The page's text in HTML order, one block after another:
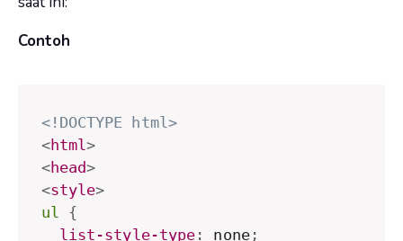
Contoh
<!DOCTYPE html>
<html>
<head>
<style>
ul
{
list-style-type : none;